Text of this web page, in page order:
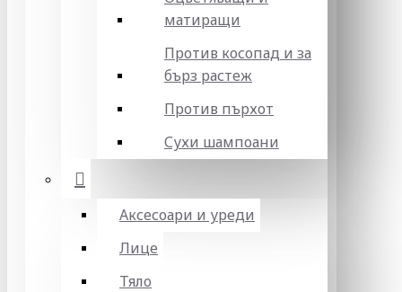
матиращи
Против косопад и за
бърз растеж
Против пърхот
Сухи шампоани
Аксесоари и уреди
Лице
Тяло